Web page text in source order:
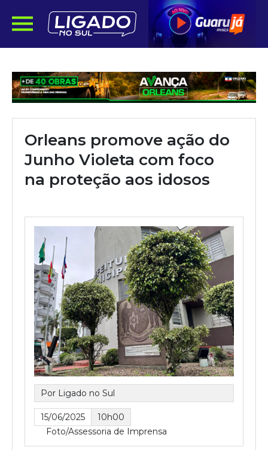
Orleans promove ação do
Junho Violeta com foco
na proteção aos idosos
Por Ligado no Sul
15/06/2025
10h00
Foto/Assessoria de Imprensa